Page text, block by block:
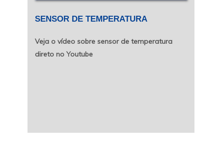
SENSOR DE TEMPERATURA
Veja o vídeo sobre sensor de temperatura
direto no Youtube